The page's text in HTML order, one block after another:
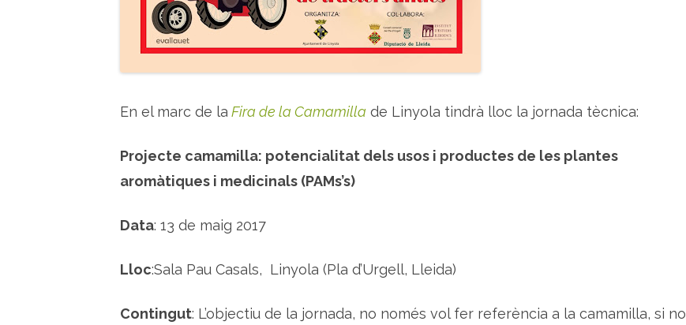
l
n
t
e
a
m
à
q
u
i
n
s
En el marc de la Fira de la Camamilla de Linyola tindrà lloc la jornada tècnica:
Projecte camamilla: potencialitat dels usos i productes de les plantes
aromàtiques i medicinals (PAMs’s)
Data: 13 de maig 2017
Lloc:Sala Pau Casals, Linyola (Pla d’Urgell, Lleida)
Contingut: L’objectiu de la jornada, no només vol fer referència a la camamilla, si no